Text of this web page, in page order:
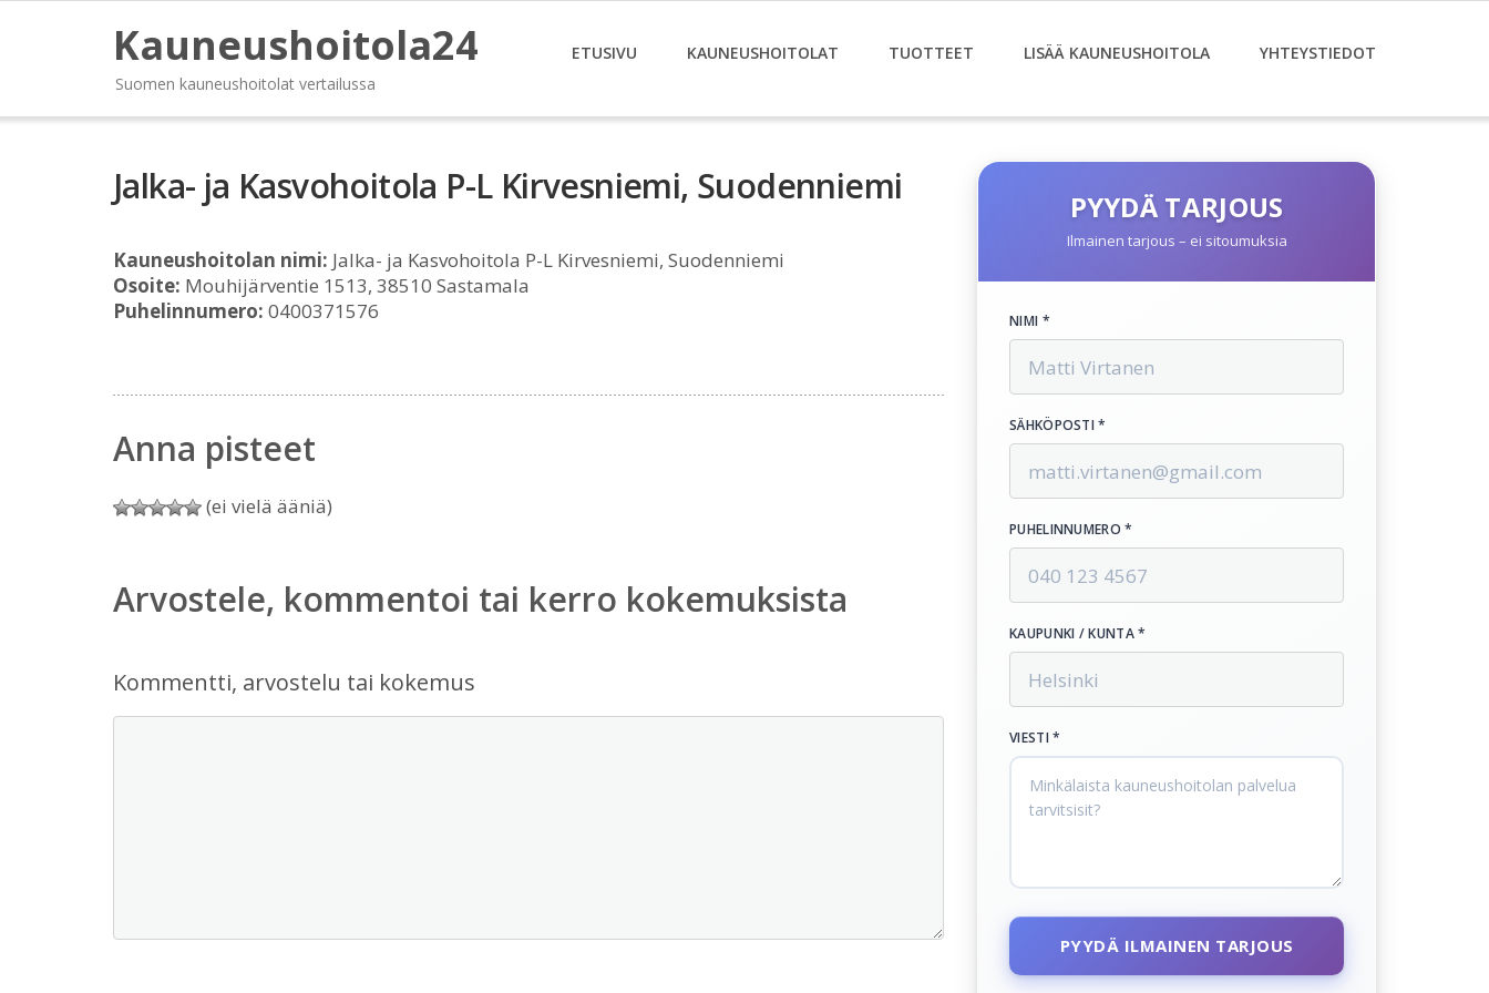
Kauneushoitola24
Suomen kauneushoitolat vertailussa
ETUSIVU KAUNEUSHOITOLAT TUOTTEET LISÄÄ KAUNEUSHOITOLA YHTEYSTIEDOT
Jalka- ja Kasvohoitola P-L Kirvesniemi, Suodenniemi
Kauneushoitolan nimi: Jalka- ja Kasvohoitola P-L Kirvesniemi, Suodenniemi
Osoite: Mouhijärventie 1513, 38510 Sastamala
Puhelinnumero: 0400371576
Anna pisteet
(ei vielä ääniä)
Arvostele, kommentoi tai kerro kokemuksista
Kommentti, arvostelu tai kokemus
PYYDÄ TARJOUS
Ilmainen tarjous – ei sitoumuksia
NIMI *
SÄHKÖPOSTI *
PUHELINNUMERO *
KAUPUNKI / KUNTA *
VIESTI *
PYYDÄ ILMAINEN TARJOUS